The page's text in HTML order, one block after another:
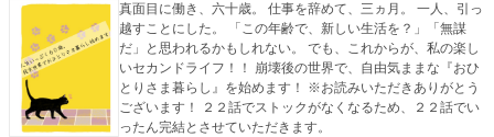
真面目に働き、六十歳。 仕事を辞めて、三ヵ月。 一人、引っ
越すことにした。 「この年齢で、新しい生活を？」「無謀
だ」と思われるかもしれない。 でも、これからが、私の楽し
いセカンドライフ！！ 崩壊後の世界で、自由気ままな『おひ
とりさま暮らし』を始めます！ ※お読みいただきありがとう
ございます！ ２２話でストックがなくなるため、２２話でい
ったん完結とさせていただきます。